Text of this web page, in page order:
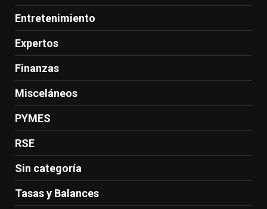
Entretenimiento
Expertos
Finanzas
Misceláneos
PYMES
RSE
Sin categoría
Tasas y Balances